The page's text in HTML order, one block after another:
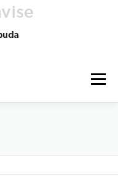
Meni